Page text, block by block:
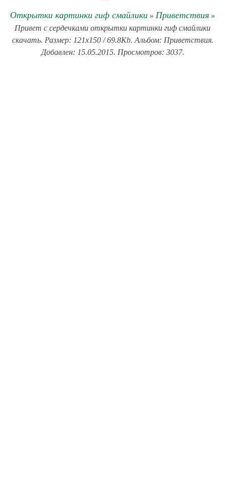
Открытки картинки гиф смайлики » Приветствия »
Привет с сердечками открытки картинки гиф смайлики
скачать. Размер: 121x150 / 69.8Kb. Альбом: Приветствия.
Добавлен: 15.05.2015. Просмотров: 3037.